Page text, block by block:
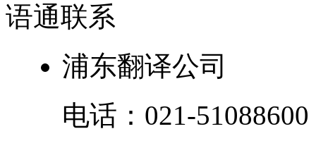
语通联系
浦东翻译公司
电话： 021-51088600